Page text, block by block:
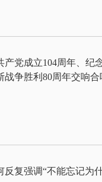
产党成立104周年、纪
战争胜利80周年交响